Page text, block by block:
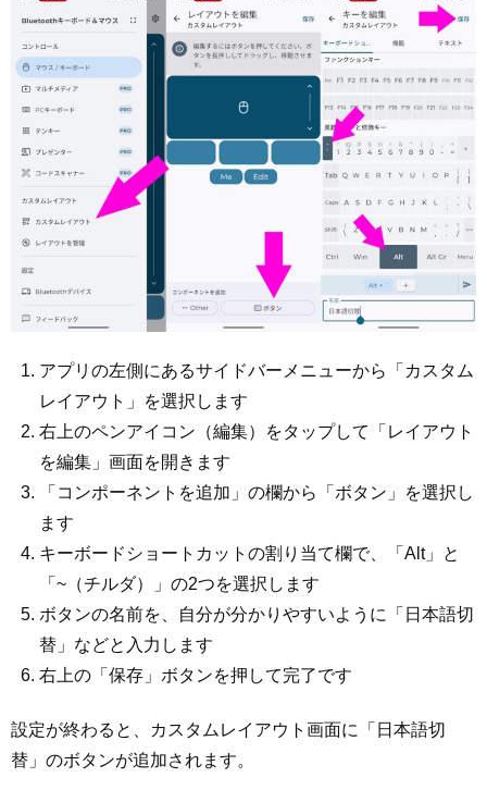
アプリの左側にあるサイドバーメニューから「カスタム
レイアウト」を選択します
右上のペンアイコン（編集）をタップして「レイアウト
を編集」画面を開きます
「コンポーネントを追加」の欄から「ボタン」を選択し
ます
キーボードショートカットの割り当て欄で、「Alt」と
「~（チルダ）」の2つを選択します
ボタンの名前を、自分が分かりやすいように「日本語切
替」などと入力します
右上の「保存」ボタンを押して完了です
設定が終わると、カスタムレイアウト画面に「日本語切
替」のボタンが追加されます。